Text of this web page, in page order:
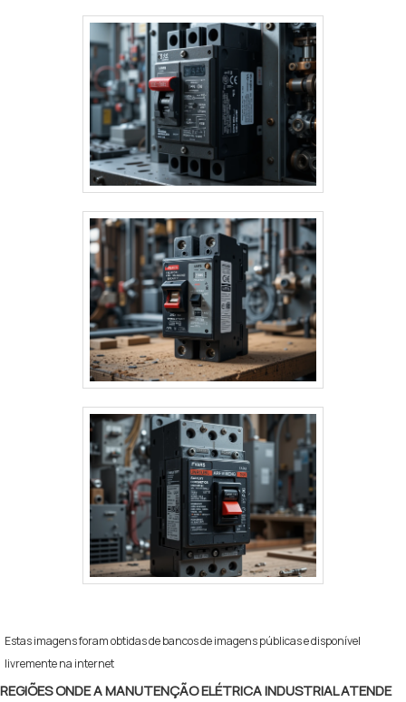
Estas imagens foram obtidas de bancos de imagens públicas e disponível
livremente na internet
REGIÕES ONDE A MANUTENÇÃO ELÉTRICA INDUSTRIAL ATENDE